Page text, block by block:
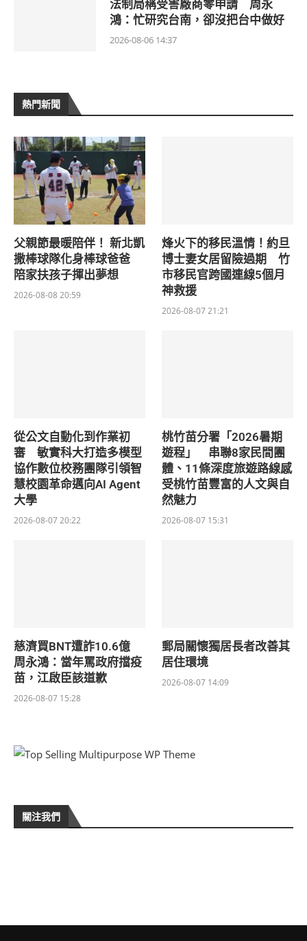
法制局稱受害廠商零申請 周永
鴻：忙研究台南，卻沒把台中做好
2026-08-06 14:37
熱門新聞
父親節最暖陪伴！ 新北凱
撒棒球隊化身棒球爸爸
陪家扶孩子揮出夢想
2026-08-08 20:59
烽火下的移民溫情！約旦
博士妻女居留險過期 竹
市移民官跨國連線5個月
神救援
2026-08-07 21:21
從公文自動化到作業初
審 敏實科大打造多模型
協作數位校務團隊引領智
慧校園革命邁向AI Agent
大學
2026-08-07 20:22
桃竹苗分署「2026暑期
遊程」 串聯8家民間團
體、11條深度旅遊路線感
受桃竹苗豐富的人文與自
然魅力
2026-08-07 15:31
慈濟買BNT遭詐10.6億
周永鴻：當年罵政府擋疫
苗，江啟臣該道歉
2026-08-07 15:28
郵局關懷獨居長者改善其
居住環境
2026-08-07 14:09
關注我們